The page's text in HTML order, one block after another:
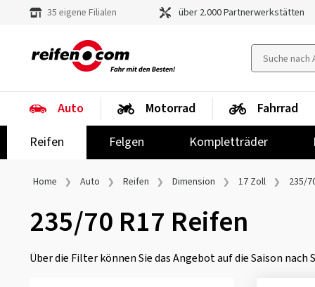
35 eigene Filialen über 2.000 Partnerwerkstätten
Auto
Reifen
Felgen Kompletträder
Motorrad Fahrrad
Home Auto Reifen Dimension 17 Zoll 235/
235/70 R17 Reifen
Über die Filter können Sie das Angebot auf die Saison